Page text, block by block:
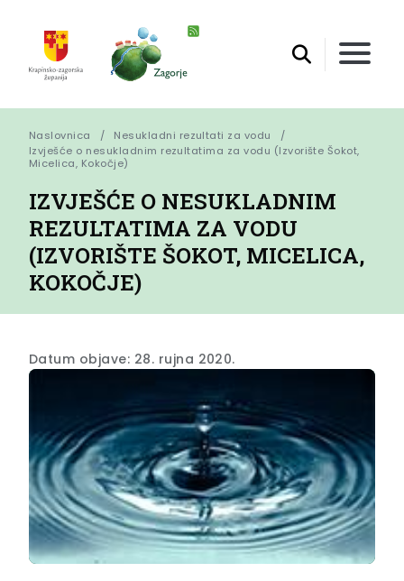
Naslovnica
Nesukladni rezultati za vodu
Izvješće o nesukladnim rezultatima za vodu (Izvorište Šokot,
Micelica, Kokočje)
IZVJEŠĆE O NESUKLADNIM
REZULTATIMA ZA VODU
(IZVORIŠTE ŠOKOT, MICELICA,
KOKOČJE)
Datum objave: 28. rujna 2020.